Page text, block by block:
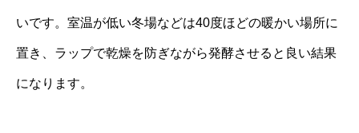
いです。室温が低い冬場などは40度ほどの暖かい場所に
置き、ラップで乾燥を防ぎながら発酵させると良い結果
になります。